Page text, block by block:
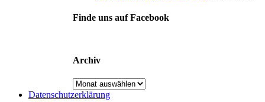
Finde uns auf Facebook
Archiv
Archiv
Datenschutzerklärung